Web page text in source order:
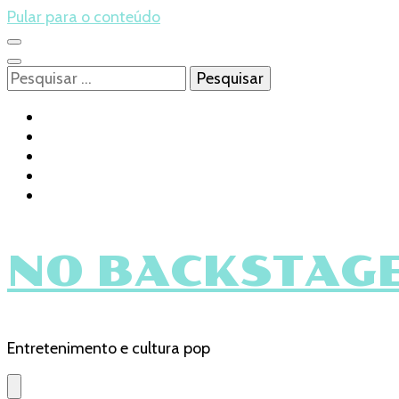
Pular para o conteúdo
Pesquisar
por:
NO
Entretenimento e cultura pop